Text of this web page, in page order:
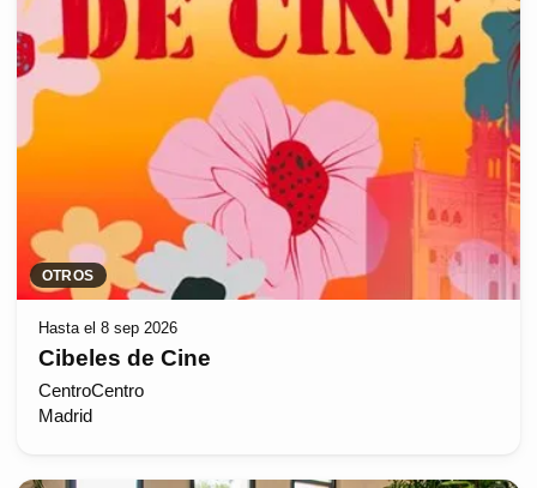
OTROS
Hasta el 8 sep 2026
Cibeles de Cine
CentroCentro
Madrid